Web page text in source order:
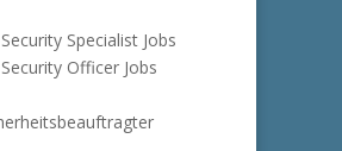
Specialist Jobs
Officer Jobs